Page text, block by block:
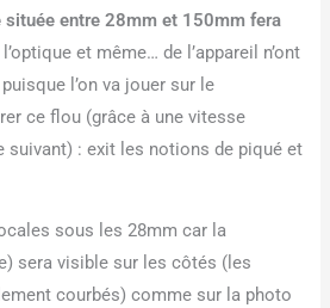
située entre 28mm et 150mm fera
et même… de l’appareil n’ont
l’on va jouer sur le
ce flou (grâce à une vitesse
suivant) : exit les notions de piqué et
sous les 28mm car la
sera visible sur les côtés (les
courbés) comme sur la photo